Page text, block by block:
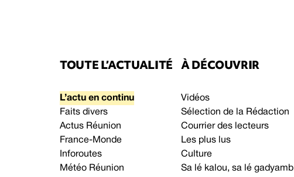
TOUTE L’ACTUALITÉ
L’actu en continu
Faits divers
Actus Réunion
France-Monde
Inforoutes
Météo Réunion
À DÉCOUVRIR
Vidéos
Sélection de la Rédaction
Courrier des lecteurs
Les plus lus
Culture
Sa lé kalou, sa lé gadyamb